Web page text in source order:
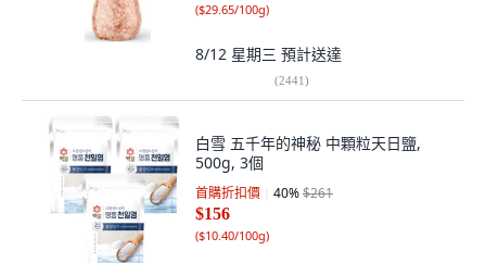
($29.65/100g)
8/12 星期三 預計送達
(2441)
白雪 五千年的神秘 中顆粒天日鹽,
500g, 3個
首購折扣價 40%$261
$156
($10.40/100g)